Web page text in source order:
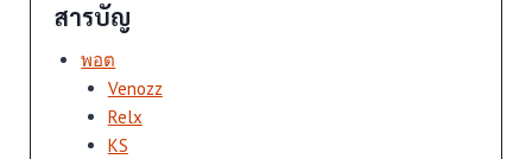
สารบัญ
พอต
Venozz
Relx
KS